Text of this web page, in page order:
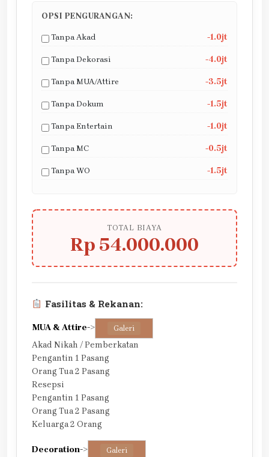
OPSI PENGURANGAN:
Tanpa Akad -1.0jt
Tanpa Dekorasi -4.0jt
Tanpa MUA/Attire -3.5jt
Tanpa Dokum -1.5jt
Tanpa Entertain -1.0jt
Tanpa MC -0.5jt
Tanpa WO -1.5jt
TOTAL BIAYA
Rp 54.000.000
Fasilitas & Rekanan:
MUA & Attire-> Galeri
Akad Nikah / Pemberkatan
Pengantin 1 Pasang
Orang Tua 2 Pasang
Resepsi
Pengantin 1 Pasang
Orang Tua 2 Pasang
Keluarga 2 Orang
Decoration-> Galeri